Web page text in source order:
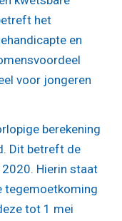
het
en
voor jongeren
berekening
Dit betreft de
Hierin staat
tegemoetkoming
tot 1 mei